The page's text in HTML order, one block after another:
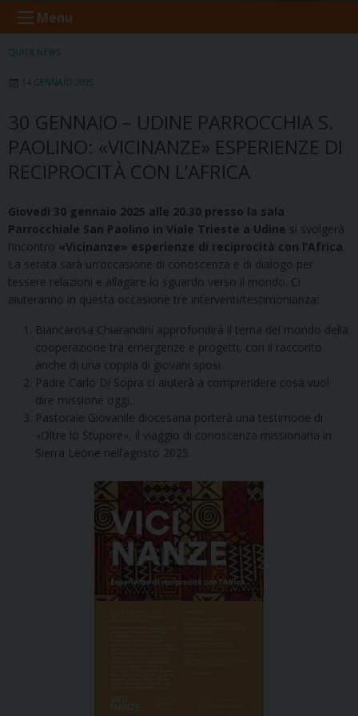
Menu
QUICK NEWS
14 GENNAIO 2025
30 GENNAIO – UDINE PARROCCHIA S.
PAOLINO: «VICINANZE» ESPERIENZE DI
RECIPROCITÀ CON L’AFRICA
Giovedì 30 gennaio 2025 alle 20.30 presso la sala
Parrocchiale San Paolino in Viale Trieste a Udine si svolgerà
l’incontro «Vicinanze» esperienze di reciprocità con l’Africa
La serata sarà un’occasione di conoscenza e di dialogo per
tessere relazioni e allagare lo sguardo verso il mondo. Ci
aiuteranno in questa occasione tre interventi/testimonianza:
Biancarosa Chiarandini approfondirà il tema del mondo della
cooperazione tra emergenze e progetti, con il racconto
anche di una coppia di giovani sposi.
Padre Carlo Di Sopra ci aiuterà a comprendere cosa vuol
dire missione oggi.
Pastorale Giovanile diocesana porterà una testimone di
«Oltre lo Stupore», il viaggio di conoscenza missionaria in
Sierra Leone nell’agosto 2025.